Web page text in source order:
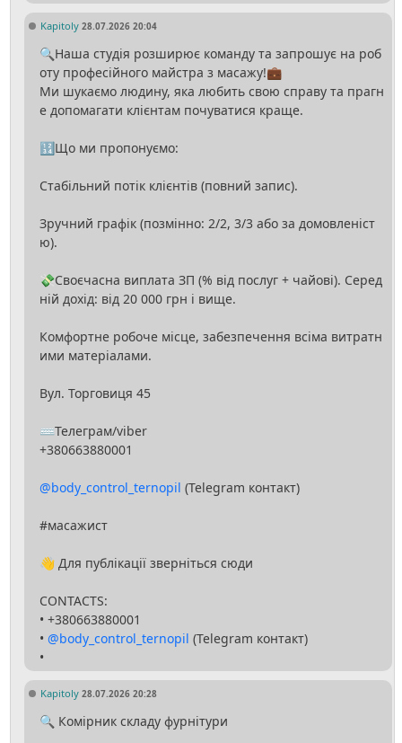
Kapitoly 28.07.2026 20:04
🔍Наша студія розширює команду та запрошує на роб
оту професійного майстра з масажу!💼
Ми шукаємо людину, яка любить свою справу та прагн
е допомагати клієнтам почуватися краще.
🔢Що ми пропонуємо:
Стабільний потік клієнтів (повний запис).
Зручний графік (позмінно: 2/2, 3/3 або за домовленіст
ю).
💸Своєчасна виплата ЗП (% від послуг + чайові). Серед
ній дохід: від 20 000 грн і вище.
Комфортне робоче місце, забезпечення всіма витратн
ими матеріалами.
Вул. Торговиця 45
⌨️Телеграм/viber
+380663880001
@body_control_ternopil (Telegram контакт)
#масажист
👋 Для публікації зверніться сюди
CONTACTS:
• +380663880001
• @body_control_ternopil (Telegram контакт)
Kapitoly 28.07.2026 20:28
🔍 Комірник складу фурнітури